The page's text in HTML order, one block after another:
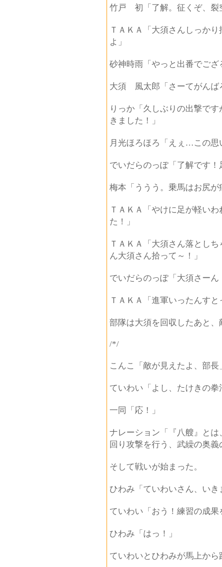
竹戸 初「了解。征くぞ、裂
ＴＡＫＡ「大須さんしっか
よ」
砂神時雨「やっと出番でご
大須 風太郎「さーてがんば
りっか「久しぶりの出撃で
きました！」
月光ほろほろ「えぇ…この思
でいだらのっぽ「了解です
梅本「ううう。乗馬はお尻
ＴＡＫＡ「やけに足が軽い
た！」
ＴＡＫＡ「大須さん落とし
ん大須さん拾って～！」
でいだらのっぽ「大須さー
ＴＡＫＡ「進軍いったんす
部隊は大須を回収したあと、
/*/
こんこ「敵が見えたよ、部長
ていわい「よし、たけきの
一同「応！」
ナレーション「『八艘』と
回り攻撃を行う、武繰の奥
そして戦いが始まった。
ひわみ「ていわいさん、いき
ていわい「おう！練習の成
ひわみ「はっ！」
ていわいとひわみが馬上から